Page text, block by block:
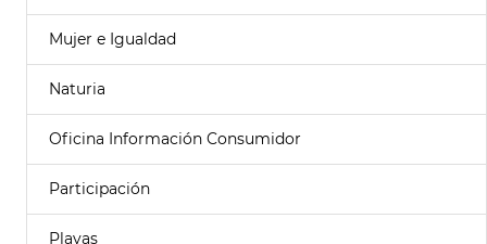
Mujer e Igualdad
Naturia
Oficina Información Consumidor
Participación
Playas